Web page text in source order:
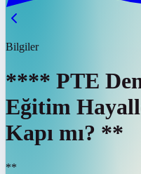
Bilgiler
**** PTE
Eğitim
Kapı mı? **
**